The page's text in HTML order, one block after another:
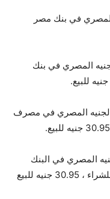
المصري في بنك مصر
المصري في بنك
الجنيه المصري في مصرف
المصري في البنك